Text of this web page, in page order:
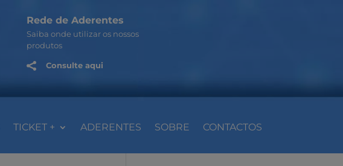
Rede de Aderentes
Saiba onde utilizar os nossos
produtos
 Consulte aqui
TICKET + ADERENTES SOBRE CONTACTOS